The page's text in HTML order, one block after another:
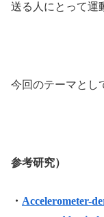
送る人にとって運
今回のテーマとし
参考研究）
・ Accelerometer-